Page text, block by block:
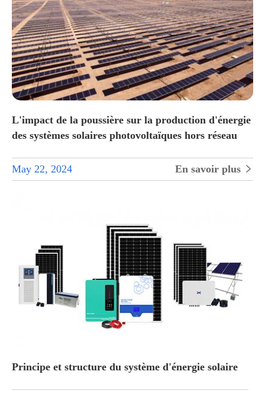
L'impact de la poussière sur la production d'énergie
des systèmes solaires photovoltaïques hors réseau
May 22, 2024 En savoir plus 
Principe et structure du système d'énergie solaire